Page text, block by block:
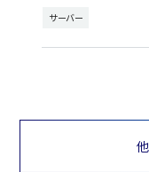
サーバー